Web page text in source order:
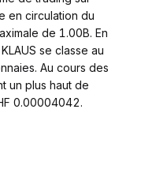
en circulation du
de 1.00B. En
se classe au
Au cours des
un plus haut de
0.00004042.